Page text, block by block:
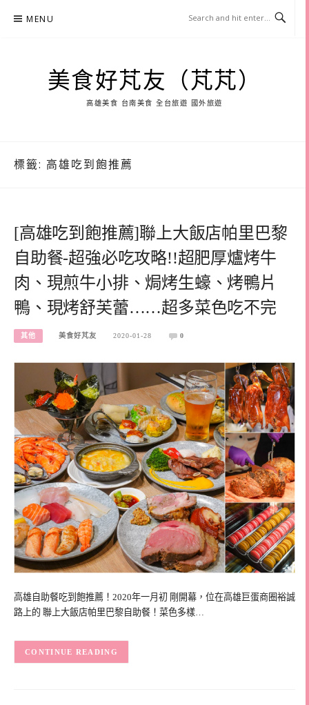
MENU
美食好芃友（芃芃）
高雄美食 台南美食 全台旅遊 國外旅遊
標籤: 高雄吃到飽推薦
[高雄吃到飽推薦]聯上大飯店帕里巴黎
自助餐-超強必吃攻略!!超肥厚爐烤牛
肉、現煎牛小排、焗烤生蠔、烤鴨片
鴨、現烤舒芙蕾……超多菜色吃不完
其他 美食好芃友 2020-01-28 0
高雄自助餐吃到飽推薦！2020年一月初 剛開幕，位在高雄巨蛋商圈裕誠
路上的 聯上大飯店帕里巴黎自助餐！菜色多樣…
CONTINUE READING